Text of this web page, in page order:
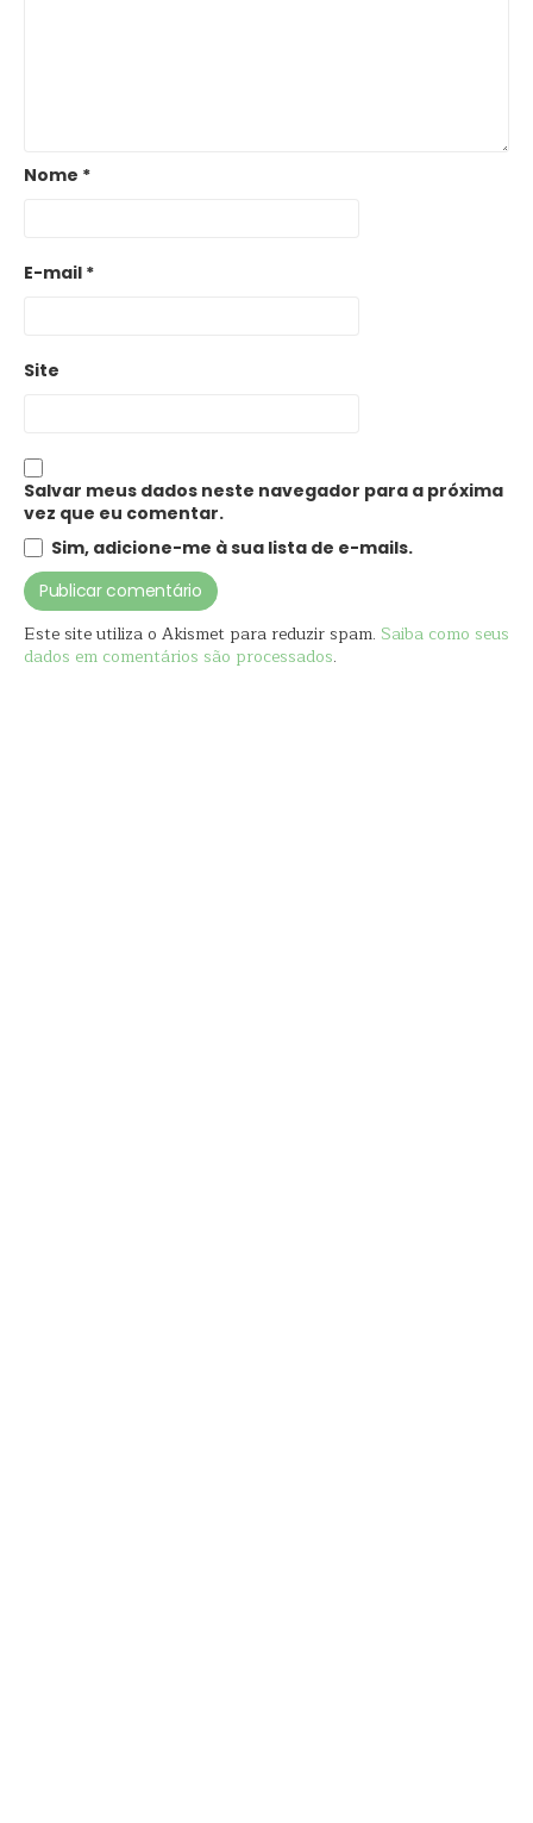
Nome *
E-mail *
Site
Salvar meus dados neste navegador para a próxima
vez que eu comentar.
Sim, adicione-me à sua lista de e-mails.
Este site utiliza o Akismet para reduzir spam. Saiba como seus
dados em comentários são processados.